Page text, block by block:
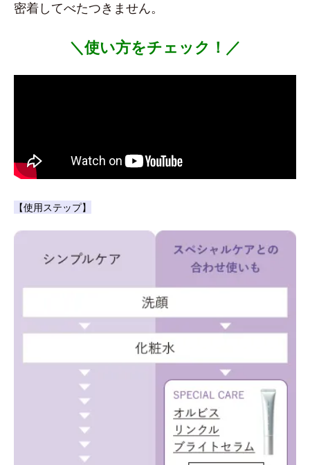
密着してべたつきません。
＼使い方をチェック！／
【使用ステップ】